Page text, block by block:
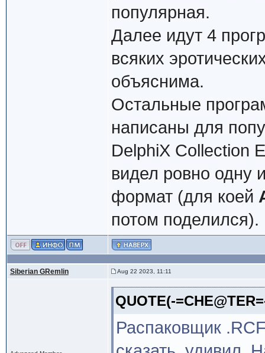
популярная.
Далее идут 4
всяких
объяснима.
Остальные
написаны для
DelphiX Collection
видел ровно одну
формат (для коей
потом поделился).
Siberian GRemlin Aug 22 2023, 11:11
QUOTE(-
Распаковщик